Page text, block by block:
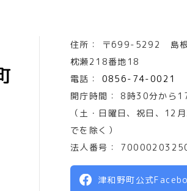
住所： 〒699-5292 島
枕瀬218番地18
電話：
0856-74-0021
開庁時間：
8時30分から
（土・日曜日、祝日、12
でを除く）
法人番号：
津和野町公式